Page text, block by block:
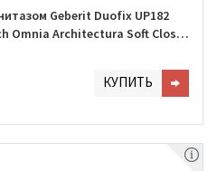
Geberit Duofix UP182
Omnia Architectura Soft Close
КУПИТЬ